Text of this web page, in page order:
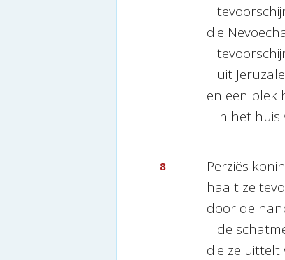
die
uit
en een plek
in het huis
8
Perziës
haalt ze
door de
de
die ze uittelt